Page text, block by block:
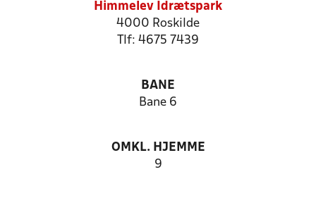
Himmelev Idrætspark
4000 Roskilde
Tlf: 4675 7439
BANE
Bane 6
OMKL. HJEMME
9